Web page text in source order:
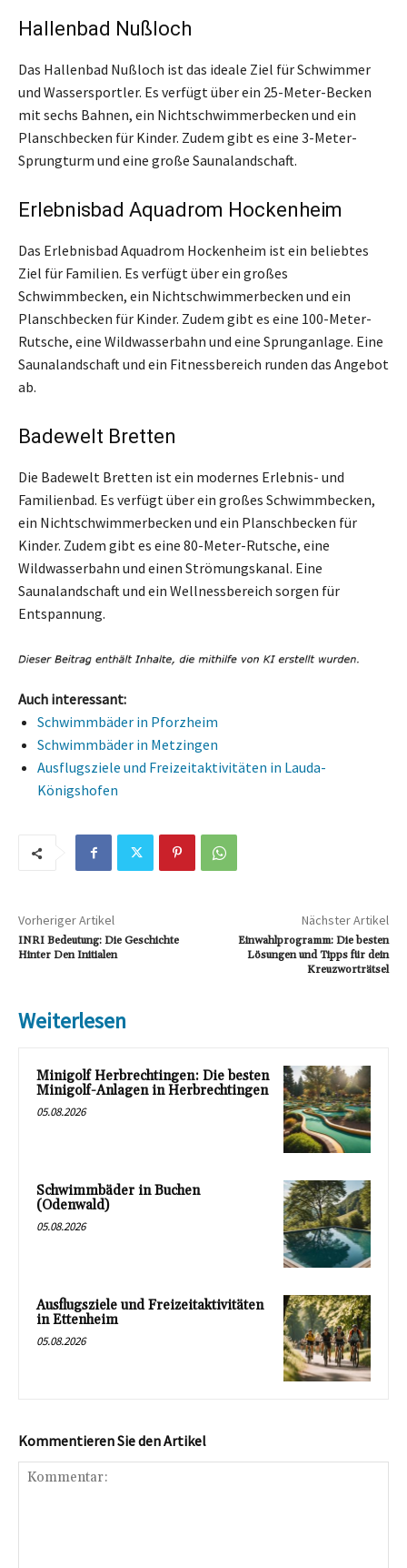
Hallenbad Nußloch
Das Hallenbad Nußloch ist das ideale Ziel für Schwimmer
und Wassersportler. Es verfügt über ein 25-Meter-Becken
mit sechs Bahnen, ein Nichtschwimmerbecken und ein
Planschbecken für Kinder. Zudem gibt es eine 3-Meter-
Sprungturm und eine große Saunalandschaft.
Erlebnisbad Aquadrom Hockenheim
Das Erlebnisbad Aquadrom Hockenheim ist ein beliebtes
Ziel für Familien. Es verfügt über ein großes
Schwimmbecken, ein Nichtschwimmerbecken und ein
Planschbecken für Kinder. Zudem gibt es eine 100-Meter-
Rutsche, eine Wildwasserbahn und eine Sprunganlage. Eine
Saunalandschaft und ein Fitnessbereich runden das Angebot
ab.
Badewelt Bretten
Die Badewelt Bretten ist ein modernes Erlebnis- und
Familienbad. Es verfügt über ein großes Schwimmbecken,
ein Nichtschwimmerbecken und ein Planschbecken für
Kinder. Zudem gibt es eine 80-Meter-Rutsche, eine
Wildwasserbahn und einen Strömungskanal. Eine
Saunalandschaft und ein Wellnessbereich sorgen für
Entspannung.
Auch interessant:
Schwimmbäder in Pforzheim
Schwimmbäder in Metzingen
Ausflugsziele und Freizeitaktivitäten in Lauda-
Königshofen
Vorheriger Artikel
INRI Bedeutung: Die Geschichte
Hinter Den Initialen
Nächster Artikel
Einwahlprogramm: Die besten
Lösungen und Tipps für dein
Kreuzworträtsel
Weiterlesen
Minigolf Herbrechtingen: Die besten
Minigolf-Anlagen in Herbrechtingen
05.08.2026
Schwimmbäder in Buchen
(Odenwald)
05.08.2026
Ausflugsziele und Freizeitaktivitäten
in Ettenheim
05.08.2026
Kommentieren Sie den Artikel